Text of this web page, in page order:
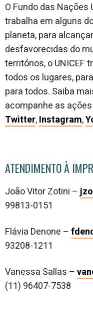
O Fundo das Nações
trabalha em alguns
planeta, para
desfavorecidas do
territórios, o UNICEF
todos os lugares,
para todos. Saiba
acompanhe as
Twitter,Instagram,
ATENDIMENTO À
João Vitor Zotini –
99813-0151
Flávia Denone –
93208-1211
Vanessa Sallas –
(11) 96407-7538